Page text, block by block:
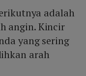
adalah
angin. Kincir
yang sering
arah